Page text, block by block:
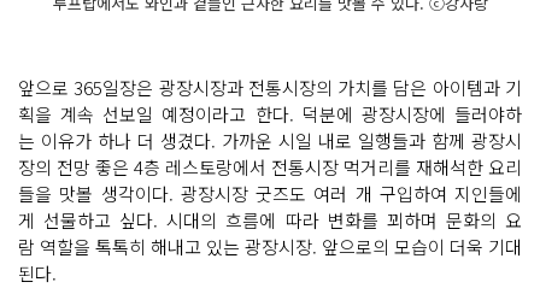
앞으로 365일장은 광장시장과 전통시장의 가치를 담은 아이템과 기
획을 계속 선보일 예정이라고 한다. 덕분에 광장시장에 들러야하
는 이유가 하나 더 생겼다. 가까운 시일 내로 일행들과 함께 광장시
장의 전망 좋은 4층 레스토랑에서 전통시장 먹거리를 재해석한 요리
들을 맛볼 생각이다. 광장시장 굿즈도 여러 개 구입하여 지인들에
게 선물하고 싶다. 시대의 흐름에 따라 변화를 꾀하며 문화의 요
람 역할을 톡톡히 해내고 있는 광장시장. 앞으로의 모습이 더욱 기대
된다.